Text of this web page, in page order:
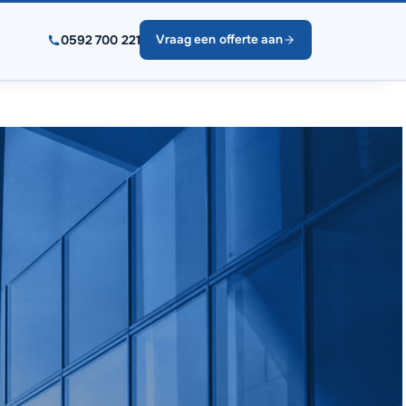
0592 700 221 Vraag een offerte aan